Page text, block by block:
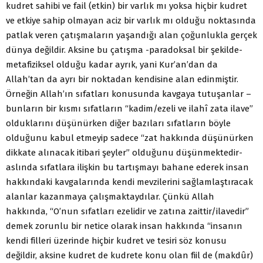
kudret sahibi ve fail (etkin) bir varlık mı yoksa hiçbir kudret
ve etkiye sahip olmayan aciz bir varlık mı olduğu noktasında
patlak veren çatışmaların yaşandığı alan çoğunlukla gerçek
dünya değildir. Aksine bu çatışma -paradoksal bir şekilde-
metafiziksel olduğu kadar ayrık, yani Kur’an’dan da
Allah’tan da ayrı bir noktadan kendisine alan edinmiştir.
Örneğin Allah’ın sıfatları konusunda kavgaya tutuşanlar –
bunların bir kısmı sıfatların “kadim/ezeli ve ilahî zata ilave”
olduklarını düşünürken diğer bazıları sıfatların böyle
olduğunu kabul etmeyip sadece “zat hakkında düşünürken
dikkate alınacak itibari şeyler” olduğunu düşünmektedir-
aslında sıfatlara ilişkin bu tartışmayı bahane ederek insan
hakkındaki kavgalarında kendi mevzilerini sağlamlaştıracak
alanlar kazanmaya çalışmaktaydılar. Çünkü Allah
hakkında, “O’nun sıfatları ezelidir ve zatına zaittir/ilavedir”
demek zorunlu bir netice olarak insan hakkında “insanın
kendi filleri üzerinde hiçbir kudret ve tesiri söz konusu
değildir, aksine kudret de kudrete konu olan fiil de (makdûr)